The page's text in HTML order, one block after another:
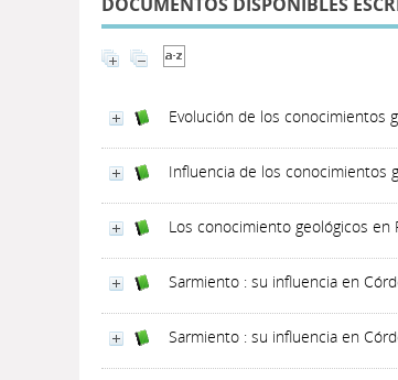
Evolución de los conocimientos
Influencia de los conocimientos
Los conocimiento geológicos en
Sarmiento : su influencia en
Sarmiento : su influencia en